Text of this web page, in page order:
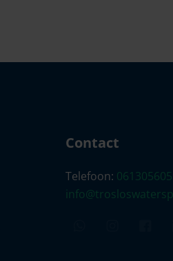
Contact
Telefoon: